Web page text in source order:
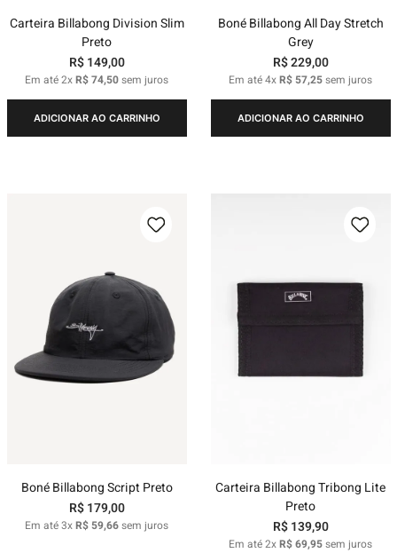
Carteira Billabong Division Slim
Preto
R$ 149,00
Em até2xR$74,50sem juros
ADICIONAR AO CARRINHO
Boné Billabong All Day Stretch
Grey
R$229,00
Em até4xR$ 57,25sem juros
ADICIONAR AO CARRINHO
Boné Billabong Script Preto
R$ 179,00
Em até3xR$ 59,66sem juros
Carteira Billabong Tribong Lite
Preto
R$ 139,90
Em até2xR$69,95sem juros